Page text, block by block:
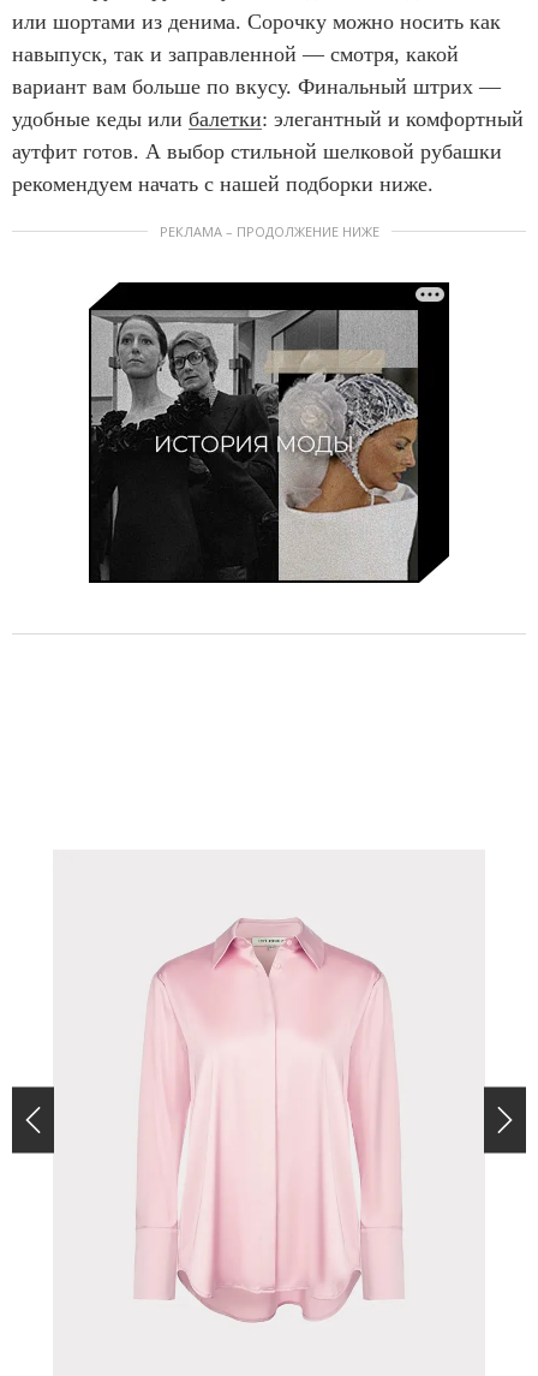
или шортами из денима. Сорочку можно носить как
навыпуск, так и заправленной — смотря, какой
вариант вам больше по вкусу. Финальный штрих —
удобные кеды или балетки: элегантный и комфортный
аутфит готов. А выбор стильной шелковой рубашки
рекомендуем начать с нашей подборки ниже.
РЕКЛАМА – ПРОДОЛЖЕНИЕ НИЖЕ